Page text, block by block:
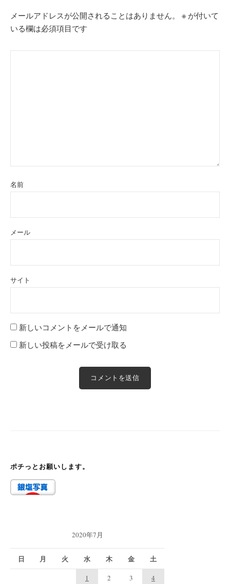
メールアドレスが公開されることはありません。 ※ が付いて
いる欄は必須項目です
名前
メール
サイト
新しいコメントをメールで通知
新しい投稿をメールで受け取る
ポチっとお願いします。
2020年7月
日 月 火 水 木 金 土
1 2 3 4